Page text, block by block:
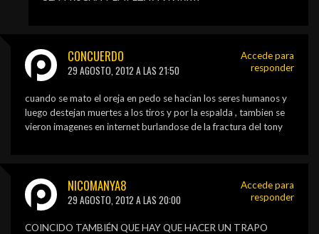
CONCUERDO
29 AGOSTO, 2012 A LAS 21:50
cuando se mato el oreja en pedo se hacian los seres humanos y
luego destejan muertes a los tiros y por la espalda , tambien se
vieron imagenes en internet burlandose de la fractura del tony
Accede para
responder
NICOMANYA8
29 AGOSTO, 2012 A LAS 20:00
COINCIDO TAMBIÉN QUE HAY QUE HACER UN TRAPO
Accede para
responder